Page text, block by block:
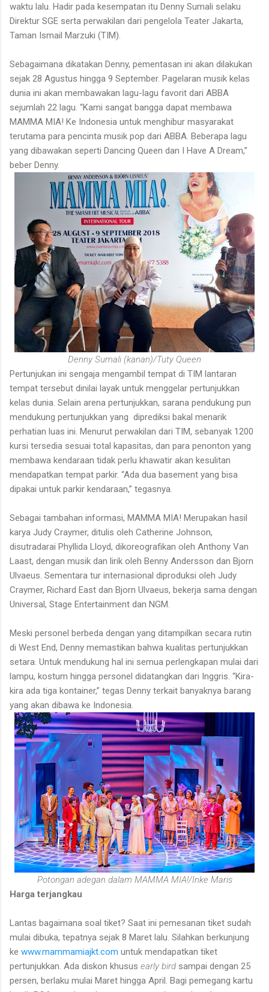
waktu lalu. Hadir pada kesempatan itu Denny Sumali selaku
Direktur SGE serta perwakilan dari pengelola Teater Jakarta,
Taman Ismail Marzuki (TIM).
Sebagaimana dikatakan Denny, pementasan ini akan dilakukan
sejak 28 Agustus hingga 9 September. Pagelaran musik kelas
dunia ini akan membawakan lagu-lagu favorit dari ABBA
sejumlah 22 lagu. “Kami sangat bangga dapat membawa
MAMMA MIA! Ke Indonesia untuk menghibur masyarakat
terutama para pencinta musik pop dari ABBA. Beberapa lagu
yang dibawakan seperti Dancing Queen dan I Have A Dream,”
beber Denny.
Denny Sumali (kanan)/Tuty Queen
Pertunjukan ini sengaja mengambil tempat di TIM lantaran
tempat tersebut dinilai layak untuk menggelar pertunjukkan
kelas dunia. Selain arena pertunjukkan, sarana pendukung pun
mendukung pertunjukkan yang diprediksi bakal menarik
perhatian luas ini. Menurut perwakilan dari TIM, sebanyak 1200
kursi tersedia sesuai total kapasitas, dan para penonton yang
membawa kendaraan tidak perlu khawatir akan kesulitan
mendapatkan tempat parkir. “Ada dua basement yang bisa
dipakai untuk parkir kendaraan,” tegasnya.
Sebagai tambahan informasi, MAMMA MIA! Merupakan hasil
karya Judy Craymer, ditulis oleh Catherine Johnson,
disutradarai Phyllida Lloyd, dikoreografikan oleh Anthony Van
Laast, dengan musik dan lirik oleh Benny Andersson dan Bjorn
Ulvaeus. Sementara tur internasional diproduksi oleh Judy
Craymer, Richard East dan Bjorn Ulvaeus, bekerja sama dengan
Universal, Stage Entertainment dan NGM.
Meski personel berbeda dengan yang ditampilkan secara rutin
di West End, Denny memastikan bahwa kualitas pertunjukkan
setara. Untuk mendukung hal ini semua perlengkapan mulai dari
lampu, kostum hingga personel didatangkan dari Inggris. “Kira-
kira ada tiga kontainer,” tegas Denny terkait banyaknya barang
yang akan dibawa ke Indonesia.
Potongan adegan dalam MAMMA MIA!/Inke Maris
Harga terjangkau
Lantas bagaimana soal tiket? Saat ini pemesanan tiket sudah
mulai dibuka, tepatnya sejak 8 Maret lalu. Silahkan berkunjung
ke www.mammamiajkt.com untuk mendapatkan tiket
pertunjukkan. Ada diskon khusus early bird sampai dengan 25
persen, berlaku mulai Maret hingga April. Bagi pemegang kartu